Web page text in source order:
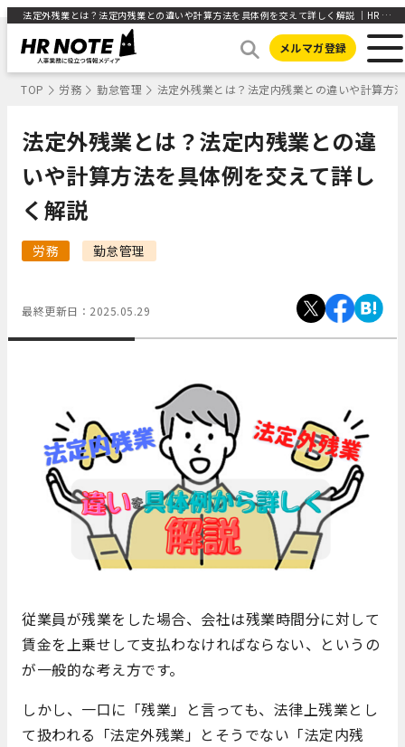
法定外残業とは？法定内残業との違いや計算方法を具体例を交えて詳しく解説 ｜HR NOTE
メルマガ登録
TOP 労務 勤怠管理 法定外残業とは？法定内残業との違いや計算方
法定外残業とは？法定内残業との違
いや計算方法を具体例を交えて詳し
く解説
労務 勤怠管理
最終更新日： 2025.05.29
従業員が残業をした場合、会社は残業時間分に対して
賃金を上乗せして支払わなければならない、というの
が一般的な考え方です。
しかし、一口に「残業」と言っても、法律上残業とし
て扱われる「法定外残業」とそうでない「法定内残